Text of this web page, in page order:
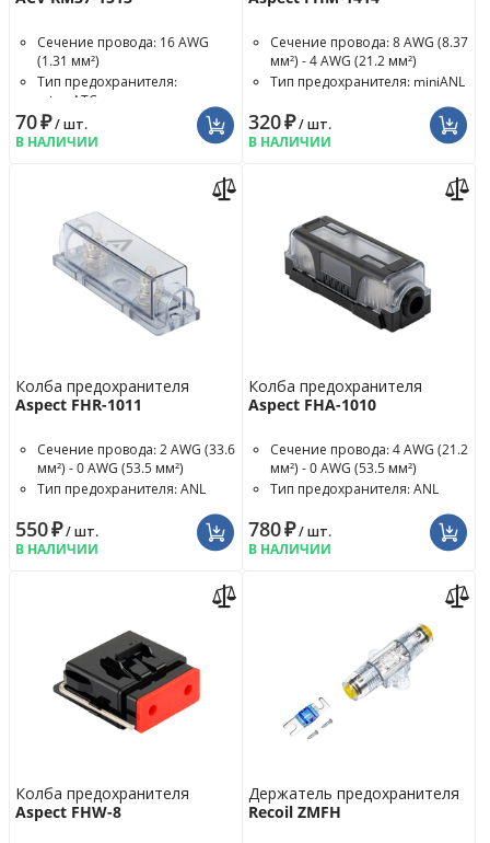
Сечение провода: 16 AWG
(1.31 мм²)
Тип предохранителя:
microATC
70₽/ шт.
В НАЛИЧИИ
Сечение провода: 8 AWG (8.37
мм²) - 4 AWG (21.2 мм²)
Тип предохранителя: miniANL
320₽/ шт.
В НАЛИЧИИ
Колба предохранителя
Aspect FHR-1011
Сечение провода: 2 AWG (33.6
мм²) - 0 AWG (53.5 мм²)
Тип предохранителя: ANL
550₽/ шт.
В НАЛИЧИИ
Колба предохранителя
Aspect FHA-1010
Сечение провода: 4 AWG (21.2
мм²) - 0 AWG (53.5 мм²)
Тип предохранителя: ANL
780₽/ шт.
В НАЛИЧИИ
Колба предохранителя
Aspect FHW-8
Держатель предохранителя
Recoil ZMFH